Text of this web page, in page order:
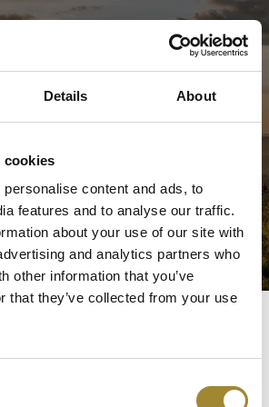
Details About
cookies
content and ads, to
features and to analyse our traffic.
about your use of our site with
and analytics partners who
other information that you’ve
that they’ve collected from your use